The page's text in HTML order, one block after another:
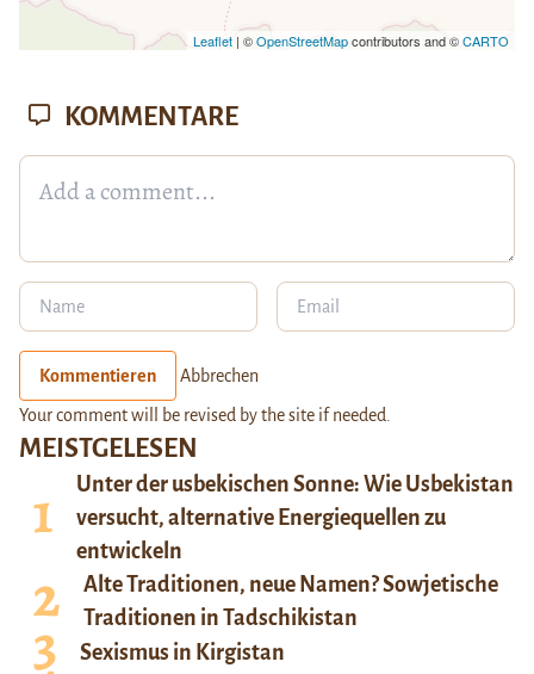
Leaflet| ©OpenStreetMapcontributors and ©CARTO
MEISTGELESEN
Unter der usbekischen Sonne: Wie Usbekistan
versucht, alternative Energiequellen zu
entwickeln
Alte Traditionen, neue Namen? Sowjetische
Traditionen in Tadschikistan
Sexismus in Kirgistan
KOMMENTARE
Kommentieren Abbrechen
Your comment will be revised by the site if needed.